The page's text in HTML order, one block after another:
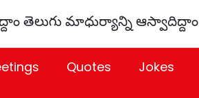
తెలుగు మాధుర్యాన్ని ఆస్వాదిద్దాం
Quotes Jokes